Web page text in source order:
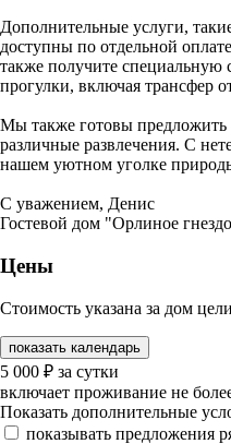
Дополнительные услуги,
доступны по отдельной
также получите специальную
прогулки, включая трансфер
Мы также готовы предложить
различные развлечения. С
нашем уютном уголке
С уважением, Денис
Гостевой дом "Орлиное
Цены
Стоимость указана за дом
показать календарь
5 000 ₽ за сутки
включает проживание не
Показать дополнительные
показывать предложения